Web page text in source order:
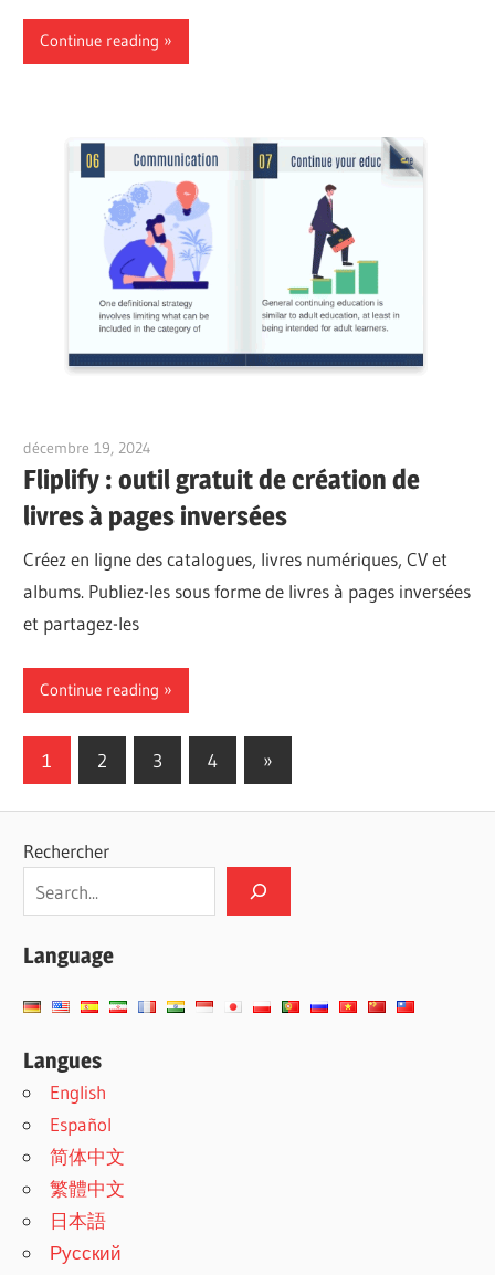
Continue reading
décembre 19, 2024
Fliplify : outil gratuit de création de
livres à pages inversées
Créez en ligne des catalogues, livres numériques, CV et
albums. Publiez-les sous forme de livres à pages inversées
et partagez-les
Continue reading
Pagination
publications
1 2 3 4
Next
Posts
»
Rechercher
Language
Langues
English
Español
简体中文
繁體中文
日本語
Русский